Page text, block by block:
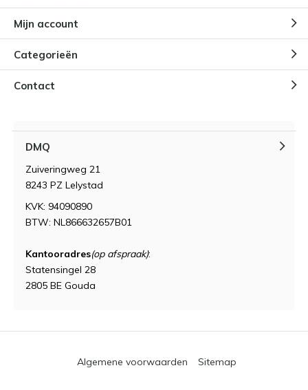
Mijn account
Categorieën
Contact
DMQ
Zuiveringweg 21
8243 PZ Lelystad
KVK: 94090890
BTW: NL866632657B01
Kantooradres(op afspraak):
Statensingel 28
2805 BE Gouda
Algemene voorwaarden Sitemap